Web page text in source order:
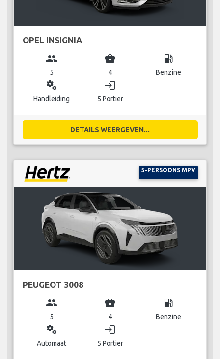
OPEL INSIGNIA
group
5
business_center
4
local_gas_station
Benzine
miscellaneous_services
Handleiding
login
5 Portier
DETAILS WEERGEVEN...
5-PERSOONS MPV
PEUGEOT 3008
group
5
business_center
4
local_gas_station
Benzine
miscellaneous_services
Automaat
login
5 Portier